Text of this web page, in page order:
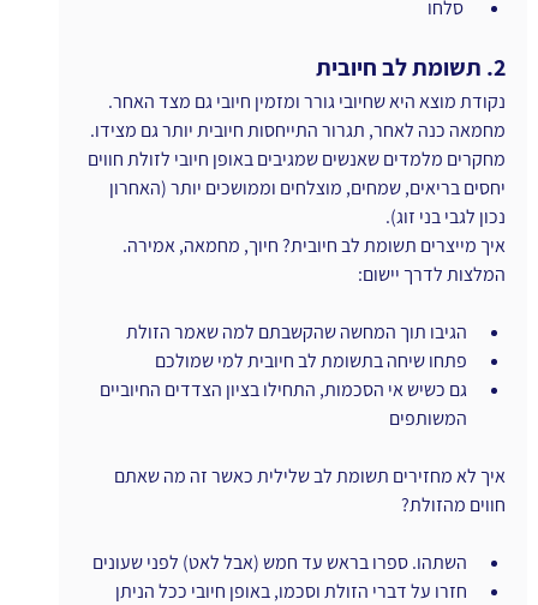
2. תשומת לב חיובית
נקודת מוצא היא שחיובי גורר ומזמין חיובי גם מצד האחר.
מחמאה כנה לאחר, תגרור התייחסות חיובית יותר גם מצידו.
מחקרים מלמדים שאנשים שמגיבים באופן חיובי לזולת חווים
יחסים בריאים, שמחים, מוצלחים וממושכים יותר (האחרון
נכון לגבי בני זוג).
איך מייצרים תשומת לב חיובית? חיוך, מחמאה, אמירה.
המלצות לדרך יישום:
הגיבו תוך המחשה שהקשבתם למה שאמר הזולת
פתחו שיחה בתשומת לב חיובית למי שמולכם
גם כשיש אי הסכמות, התחילו בציון הצדדים החיוביים
המשותפים
איך לא מחזירים תשומת לב שלילית כאשר זה מה שאתם
חווים מהזולת?
השתהו. ספרו בראש עד חמש (אבל לאט) לפני שעונים
חזרו על דברי הזולת וסכמו, באופן חיובי ככל הניתן